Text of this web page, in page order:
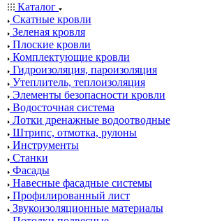
Каталог
Скатные кровли
Зеленая кровля
Плоские кровли
Комплектующие кровли
Гидроизоляция, пароизоляция
Утеплитель, теплоизоляция
Элементы безопасности кровли
Водосточная система
Лотки дренажные водоотводные
Штрипс, отмотка, рулоны
Инструменты
Станки
Фасады
Навесные фасадные системы
Профилированный лист
Звукоизоляционные материалы